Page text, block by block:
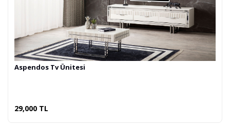
Aspendos Tv Ünitesi
29,000 TL